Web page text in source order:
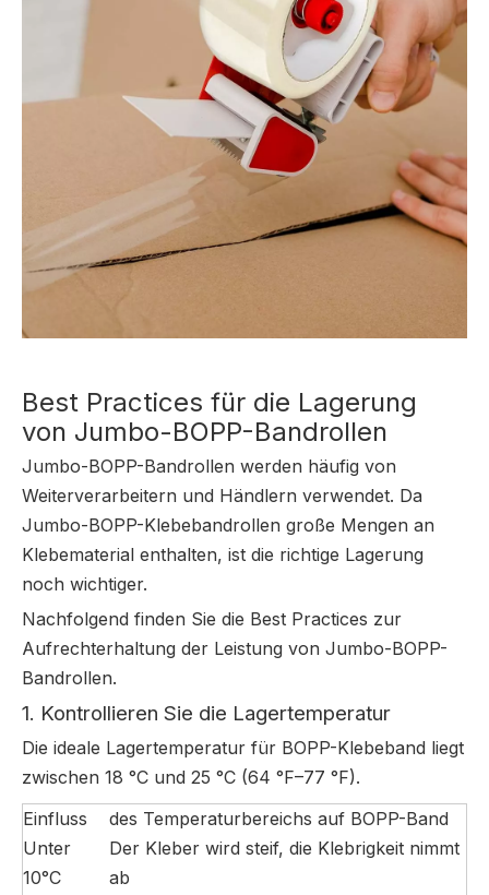
Best Practices für die Lagerung
von Jumbo-BOPP-Bandrollen
Jumbo-BOPP-Bandrollen werden häufig von
Weiterverarbeitern und Händlern verwendet. Da
Jumbo-BOPP-Klebebandrollen große Mengen an
Klebematerial enthalten, ist die richtige Lagerung
noch wichtiger.
Nachfolgend finden Sie die Best Practices zur
Aufrechterhaltung der Leistung von Jumbo-BOPP-
Bandrollen.
1. Kontrollieren Sie die Lagertemperatur
Die ideale Lagertemperatur für BOPP-Klebeband liegt
zwischen 18 °C und 25 °C (64 °F–77 °F).
Einfluss
des Temperaturbereichs auf BOPP-Band
Unter
10°C
Der Kleber wird steif, die Klebrigkeit nimmt
ab